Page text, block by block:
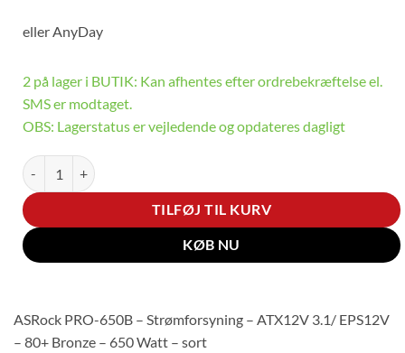
eller AnyDay
2 på lager i BUTIK: Kan afhentes efter ordrebekræftelse el.
SMS er modtaget.
OBS: Lagerstatus er vejledende og opdateres dagligt
ASRock PRO-650B - Strømforsyning - ATX12V 3.1/ EPS12V - 80+
TILFØJ TIL KURV
KØB NU
ASRock PRO-650B – Strømforsyning – ATX12V 3.1/ EPS12V
– 80+ Bronze – 650 Watt – sort